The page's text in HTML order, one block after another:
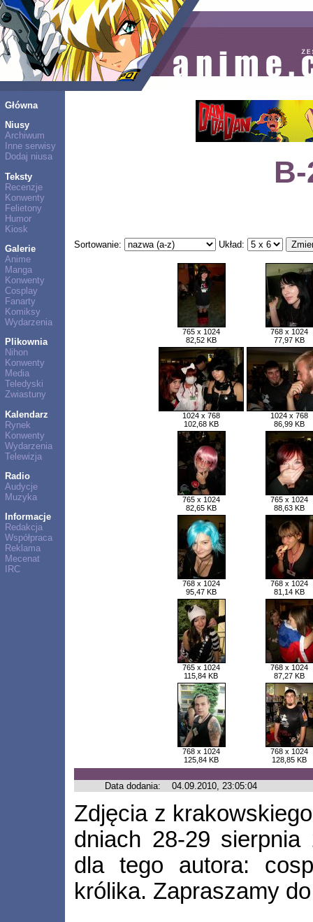
Główna
Niusy
Archiwum
Inne serwisy
Dodaj niusa
Teksty
Recenzje
Konwenty
Felietony
Humor
Kiosk
Galerie
Anime
Manga
Konwenty
Cosplay
Fanarty
Komiksy
Wydarzenia
Plikownia
Nihon
Konwenty
Media
Teledyski
Zwiastuny
Kalendarz
Rynek
Konwenty
Wydarzenia
Telewizja
Radio
Audycje
Muzyka
Informacje
Redakcja
Współpraca
Reklama
Mecenat
IRC
Sortowanie: Układ:
765 x 1024
82,52 KB
768 x 1024
77,97 KB
1024 x 768
102,68 KB
1024 x 768
86,99 KB
765 x 1024
82,65 KB
765 x 1024
88,63 KB
768 x 1024
95,47 KB
768 x 1024
81,14 KB
765 x 1024
115,84 KB
768 x 1024
87,27 KB
768 x 1024
125,84 KB
768 x 1024
128,85 KB
Data dodania: 04.09.2010, 23:05:04
Zdjęcia z
dniach 28-29
dla tego autora:
królika. Zapraszamy